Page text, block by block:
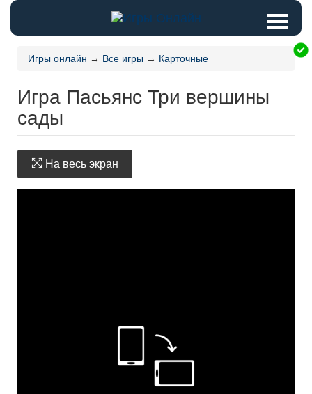
Игры онлайн → Все игры → Карточные
Игра Пасьянс Три вершины
сады
На весь экран